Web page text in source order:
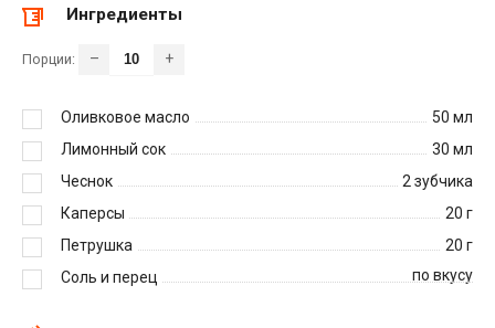
Ингредиенты
Порции: – +
Оливковое масло 50 мл
Лимонный сок
30 мл
Чеснок
2 зубчика
Каперсы
20 г
Петрушка
20 г
Соль и перец
по вкусу